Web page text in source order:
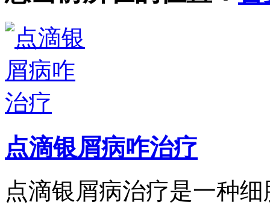
点滴银屑病咋治疗
点滴银屑病治疗是一种